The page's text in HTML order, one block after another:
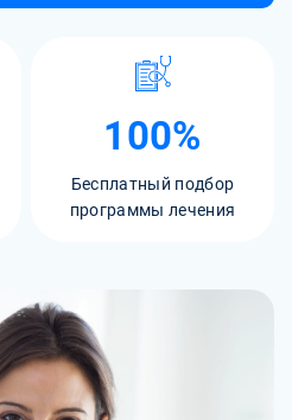
100%
Бесплатный подбор
программы лечения